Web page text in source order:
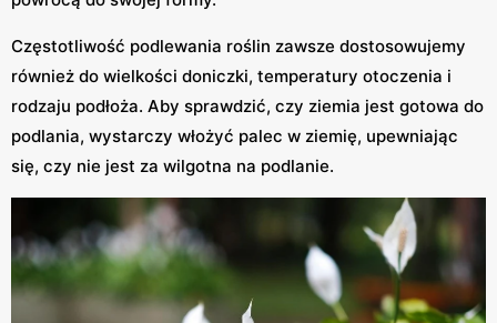
Częstotliwość podlewania roślin zawsze dostosowujemy
również do wielkości doniczki, temperatury otoczenia i
rodzaju podłoża. Aby sprawdzić, czy ziemia jest gotowa do
podlania, wystarczy włożyć palec w ziemię, upewniając
się, czy nie jest za wilgotna na podlanie.